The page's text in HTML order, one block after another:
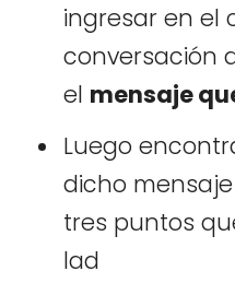
ingresar en el
conversación
el mensaje
Luego
dicho
tres puntos
lad